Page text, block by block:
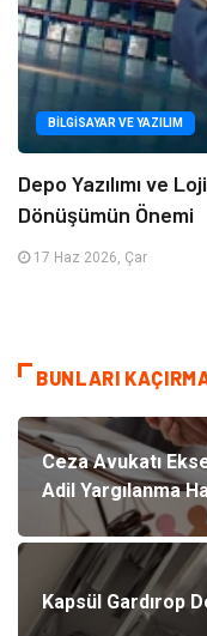
BILGISAYAR VE YAZILIM
Depo Yazılımı ve
Dönüşümün Önemi
17 Haz 2026, Çar
BUNLARI
Ceza Avukatı
Adil Yargılanma
Kapsül Gardırop